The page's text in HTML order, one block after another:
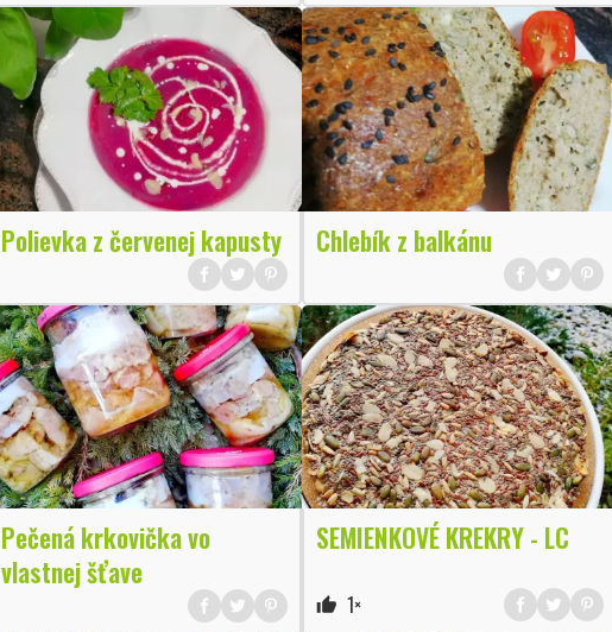
Polievka z červenej kapusty Chlebík z balkánu
Pečená krkovička vo
vlastnej šťave
SEMIENKOVÉ KREKRY - LC
thumb_up 1×